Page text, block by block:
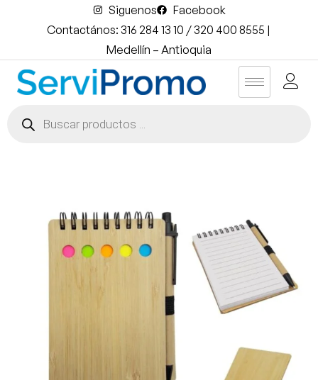
Siguenos
Facebook
Contactános: 316 284 13 10 / 320 400 8555 |
Medellín – Antioquia